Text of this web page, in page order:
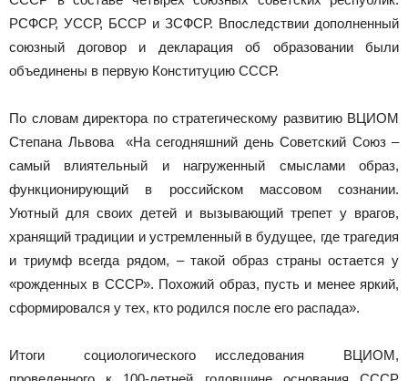
РСФСР, УССР, БССР и ЗСФСР. Впоследствии дополненный
союзный договор и декларация об образовании были
объединены в первую Конституцию СССР.
По словам директора по стратегическому развитию ВЦИОМ
Степана Львова «На сегодняшний день Советский Союз –
самый влиятельный и нагруженный смыслами образ,
функционирующий в российском массовом сознании.
Уютный для своих детей и вызывающий трепет у врагов,
хранящий традиции и устремленный в будущее, где трагедия
и триумф всегда рядом, – такой образ страны остается у
«рожденных в СССР». Похожий образ, пусть и менее яркий,
сформировался у тех, кто родился после его распада».
Итоги социологического исследования ВЦИОМ,